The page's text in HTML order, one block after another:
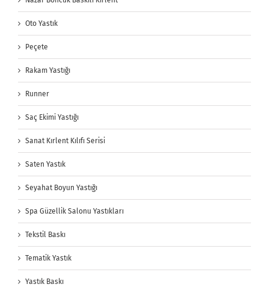
Oto Yastık
Peçete
Rakam Yastığı
Runner
Saç Ekimi Yastığı
Sanat Kırlent Kılıfı Serisi
Saten Yastık
Seyahat Boyun Yastığı
Spa Güzellik Salonu Yastıkları
Tekstil Baskı
Tematik Yastık
Yastık Baskı